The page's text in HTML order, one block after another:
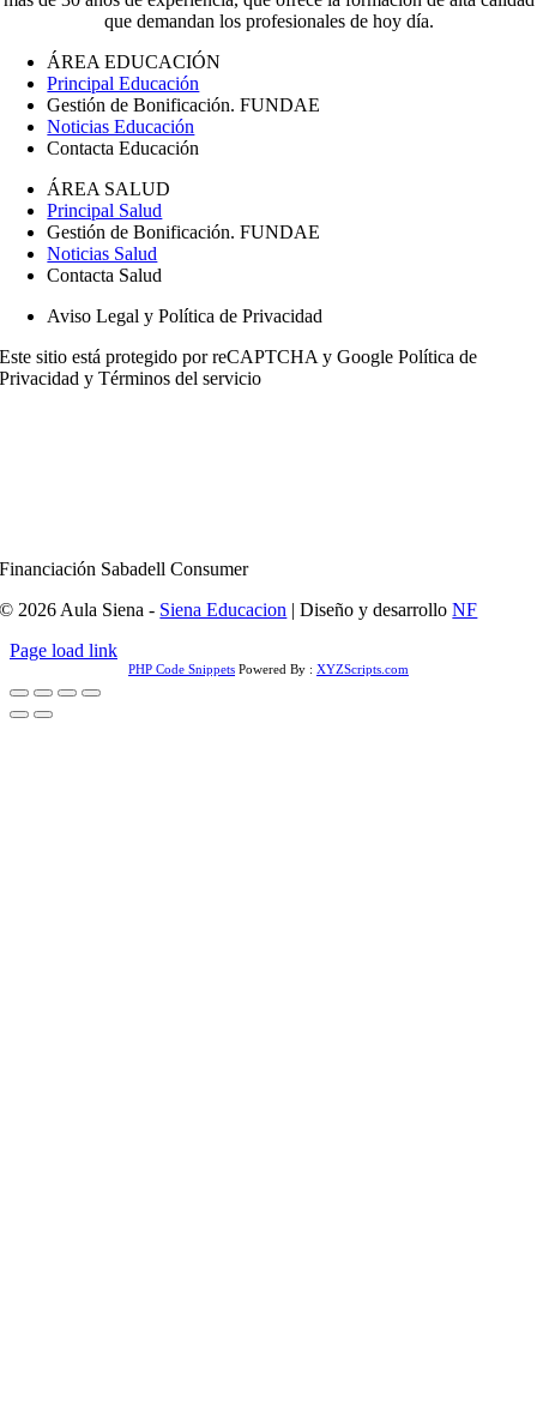
que demandan los profesionales de hoy día.
ÁREA EDUCACIÓN
Principal Educación
Gestión de Bonificación. FUNDAE
Noticias Educación
Contacta Educación
ÁREA SALUD
Principal Salud
Gestión de Bonificación. FUNDAE
Noticias Salud
Contacta Salud
Aviso Legal y Política de Privacidad
Este sitio está protegido por reCAPTCHA y GooglePolítica de
Privacidad yTérminos del servicio
Financiación Sabadell Consumer
© 2026 Aula Siena - Siena Educacion | Diseño y desarrolloNF
Page load link
PHP Code Snippets Powered By : XYZScripts.com